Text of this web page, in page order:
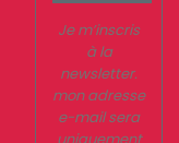
Je m’inscris
à la
newsletter.
mon adresse
e-mail sera
uniquement